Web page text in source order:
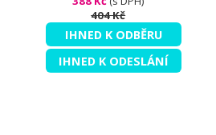
404 Kč
IHNED K ODBĚRU
IHNED K ODESLÁNÍ